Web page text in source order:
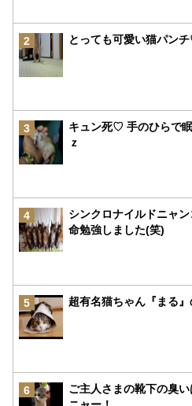
2 とっても可愛い猫パン
3
キュン死♡ 手のひらで
ｚ
4
シンクロナイルドニャ
命勉強しました(笑)
5 超有名猫ちゃん『まる
6
ご主人さまの靴下の臭